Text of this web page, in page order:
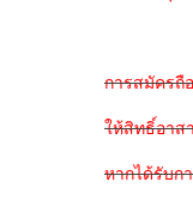
การสมัครถื
ให้สิทธิ์อาส
หากได้รับก